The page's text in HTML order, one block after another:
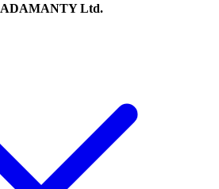
ADAMANTY Ltd.